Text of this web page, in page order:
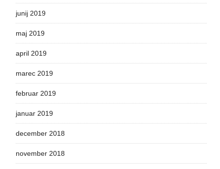
junij 2019
maj 2019
april 2019
marec 2019
februar 2019
januar 2019
december 2018
november 2018